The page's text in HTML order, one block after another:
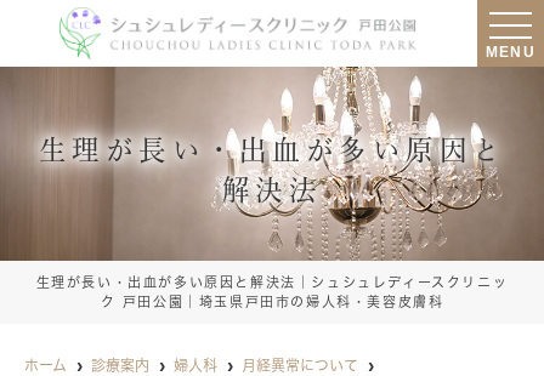
MENU
生理が長い・出血が多い原因と
解決法
生理が長い・出血が多い原因と解決法｜シュシュレディースクリニッ
ク 戸田公園｜埼玉県戸田市の婦人科・美容皮膚科
ホーム 診療案内 婦人科
月経異常について